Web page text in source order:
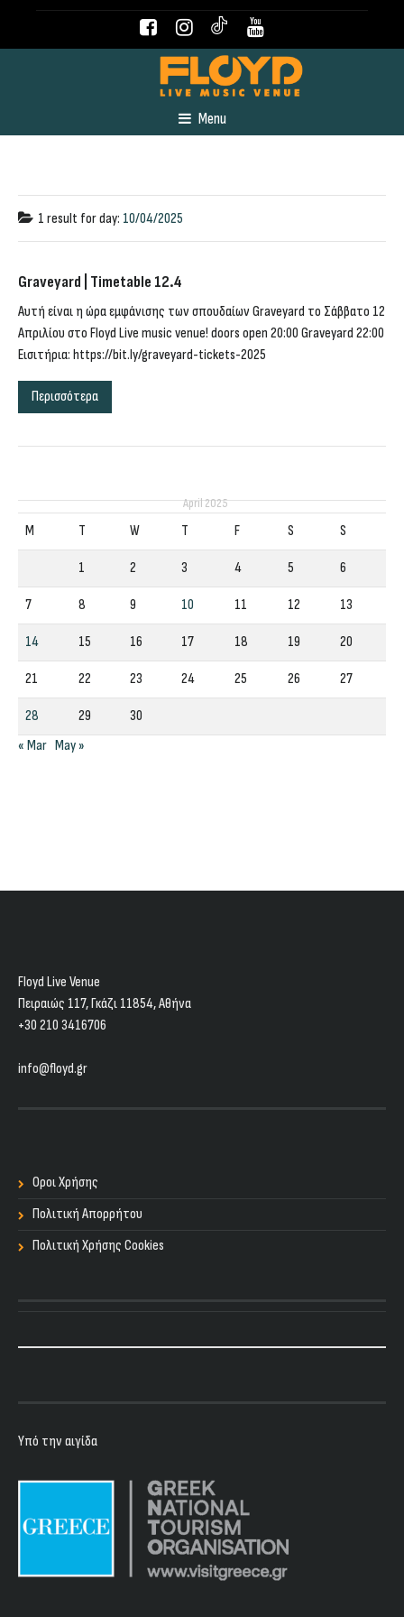
Menu
1 result forday: 10/04/2025
Graveyard | Timetable 12.4
Αυτή είναι η ώρα εμφάνισης των σπουδαίων Graveyard το Σάββατο 12
Απριλίου στο Floyd Live music venue! doors open 20:00 Graveyard 22:00
Εισιτήρια: https://bit.ly/graveyard-tickets-2025
Περισσότερα
April 2025
M T W T F S S
1 2 3 4 5 6
7 8 9 10 11 12 13
14 15 16 17 18 19 20
21 22 23 24 25 26 27
28 29
30
« Mar May »
Floyd Live Venue
Πειραιώς 117, Γκάζι 11854, Aθήνα
+30 210 3416706
info@floyd.gr
Οροι Χρήσης
Πολιτική Απορρήτου
Πολιτική Χρήσης Cookies
Υπό την αιγίδα